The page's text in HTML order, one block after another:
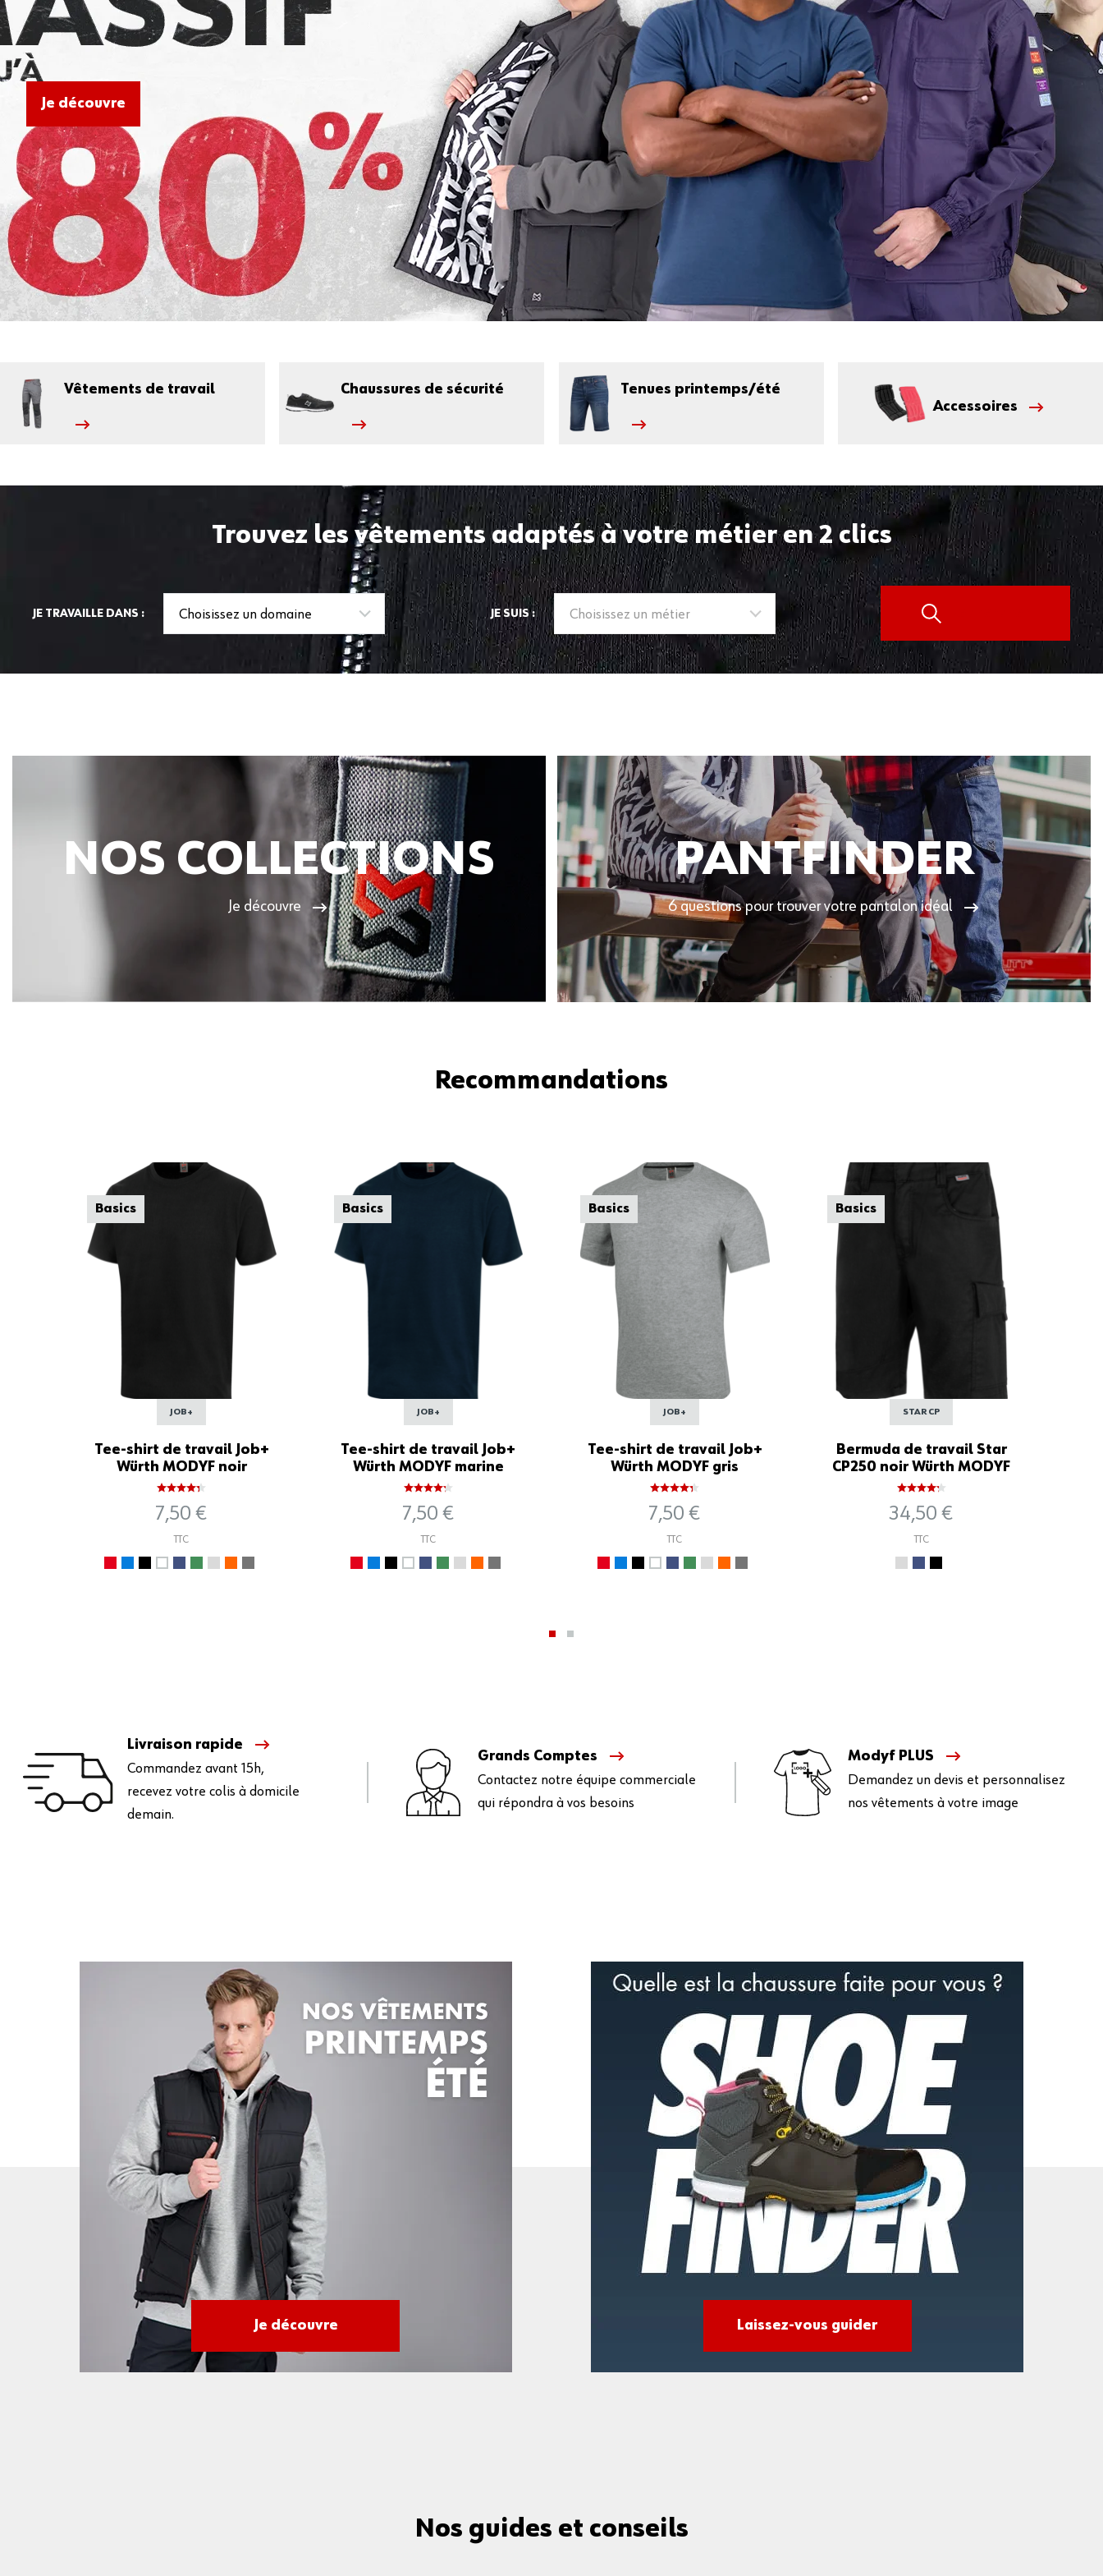
Je découvre
Vêtements de travail Chaussures de sécurité
Tenues printemps/été
Accessoires
Trouvez les vêtements adaptés à votre métier en 2 clics
JE TRAVAILLE DANS : Choisissez un domaine JE SUIS : Choisissez un métier
NOS COLLECTIONS
Je découvre
PANTFINDER
6 questions pour trouver votre pantalon idéal
Recommandations
Basics
JOB+
Tee-shirt de travail Job+
Würth MODYF noir
7,50 €
TTC
Basics
JOB+
Tee-shirt de travail Job+
Würth MODYF marine
7,50 €
TTC
Basics
JOB+
Tee-shirt de travail Job+
Würth MODYF gris
7,50 €
TTC
Basics
STAR CP
Bermuda de travail Star
CP250 noir Würth MODYF
34,50 €
TTC
Livraison rapide
Commandez avant 15h,
recevez votre colis à domicile
demain.
Grands Comptes
Contactez notre équipe commerciale
qui répondra à vos besoins
Modyf PLUS
Demandez un devis et personnalisez
nos vêtements à votre image
Je découvre Laissez-vous guider
Nos guides et conseils